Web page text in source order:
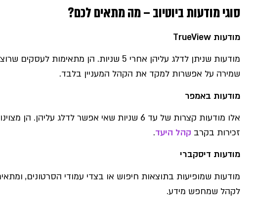
סוגי מודעות ביוטיוב – מה מתאים לכם?
מודעות
מודעות שניתן לדלג עליהן אחרי 5 שניות. הן
שמירה על אפשרות למקד את הקהל המעניין בלבד.
מודעות באמפר
אלו מודעות קצרות של עד 6 שניות שאי אפשר לדלג
זכירות בקרב קהל היעד.
מודעות דיסקברי
מודעות שמופיעות בתוצאות חיפוש או בצדי עמודי הסרטונים,
לקהל שמחפש מידע.